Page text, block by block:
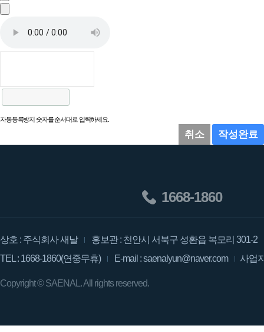
자동등록방지 숫자를 순서대로 입력하세요.
취소 작성완료
1668-1860
상호 : 주식회사 새날
홍보관 : 천안시 서북구 성환읍 복모리 301-2
TEL : 1668-1860(연중무휴)
E-mail : saenalyun@naver.com 사업
Copyright ©SAENAL.All rights reserved.